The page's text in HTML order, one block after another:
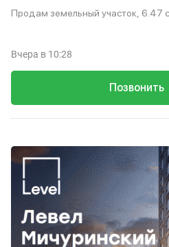
Продам земельный участок, 6.47
Позвонить
Вчера в 10:28